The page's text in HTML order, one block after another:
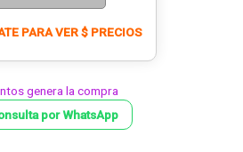
PARA VER $ PRECIOS
genera la compra
por WhatsApp